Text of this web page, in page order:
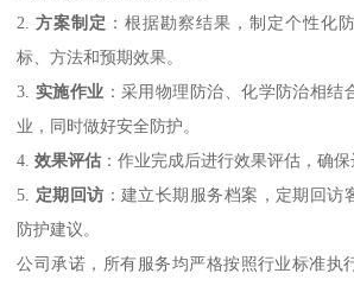
2.方案制定 ：根据勘察结果，制定个性化
标、方法和预期效果。
3. 实施作业 ：采用物理防治、化学防治相结
业，同时做好安全防护。
4.效果评估 ：作业完成后进行效果评估，确保
5. 定期回访 ：建立长期服务档案，定期回访
防护建议。
公司承诺，所有服务均严格按照行业标准执